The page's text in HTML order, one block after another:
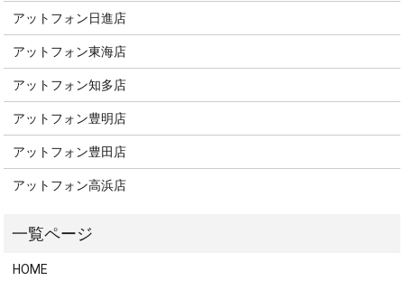
アットフォン日進店
アットフォン東海店
アットフォン知多店
アットフォン豊明店
アットフォン豊田店
アットフォン高浜店
HOME